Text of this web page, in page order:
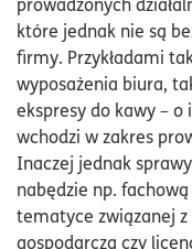
które jednak nie są
firmy. Przykładami
wyposażenia biura,
ekspresy do kawy –
wchodzi w zakres
Inaczej jednak
nabędzie np.
tematyce związanej z
gospodarczą czy